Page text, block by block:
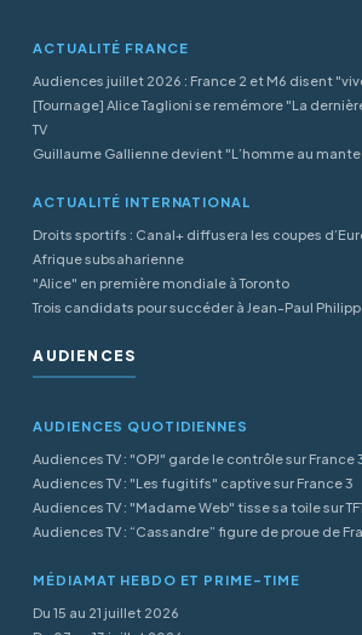
ACTUALITÉ FRANCE
Audiences juillet 2026 : France 2 et M6 disent
[Tournage] Alice Taglioni se remémore "La
TV
Guillaume Gallienne devient "L’homme au
ACTUALITÉ INTERNATIONAL
Droits sportifs : Canal+ diffusera les coupes
Afrique subsaharienne
"Alice" en première mondiale à Toronto
Trois candidats pour succéder à Jean-Paul
AUDIENCES
AUDIENCES QUOTIDIENNES
Audiences TV : "OPJ" garde le contrôle sur France
Audiences TV : "Les fugitifs" captive sur France 3
Audiences TV : "Madame Web" tisse sa toile sur TF1
Audiences TV : “Cassandre” figure de proue de
MÉDIAMAT HEBDO ET PRIME-TIME
Du 15 au 21 juillet 2026